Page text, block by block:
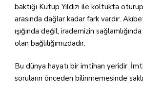
baktığı Kutup Yıldızı ile koltukta
arasında dağlar kadar fark vardır.
ışığında değil, irademizin
olan bağlılığımızdadır.
Bu dünya hayatı bir imtihan yeridir.
soruların önceden bilinmemesinde